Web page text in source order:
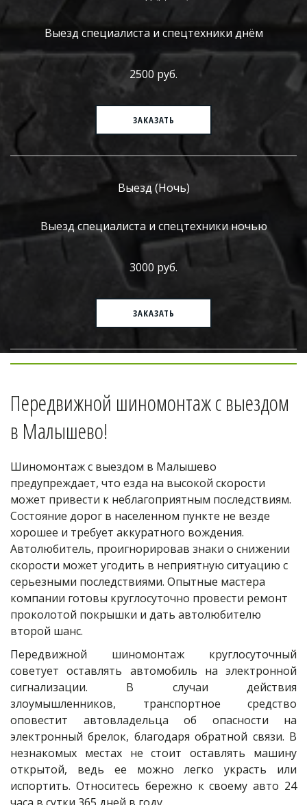
Выезд специалиста и спецтехники днём
2500 руб.
ЗАКАЗАТЬ
Выезд (Ночь)
Выезд специалиста и спецтехники ночью
3000 руб.
ЗАКАЗАТЬ
Передвижной шиномонтаж с выездом
в Малышево!
Шиномонтаж с выездом в Малышево
предупреждает, что езда на высокой скорости
может привести к неблагоприятным последствиям.
Состояние дорог в населенном пункте не везде
хорошее и требует аккуратного вождения.
Автолюбитель, проигнорировав знаки о снижении
скорости может угодить в неприятную ситуацию с
серьезными последствиями. Опытные мастера
компании готовы круглосуточно провести ремонт
проколотой покрышки и дать автолюбителю
второй шанс.
Передвижной шиномонтаж круглосуточный
советует оставлять автомобиль на электронной
сигнализации. В случаи действия
злоумышленников, транспортное средство
оповестит автовладельца об опасности на
электронный брелок, благодаря обратной связи. В
незнакомых местах не стоит оставлять машину
открытой, ведь ее можно легко украсть или
испортить. Относитесь бережно к своему авто 24